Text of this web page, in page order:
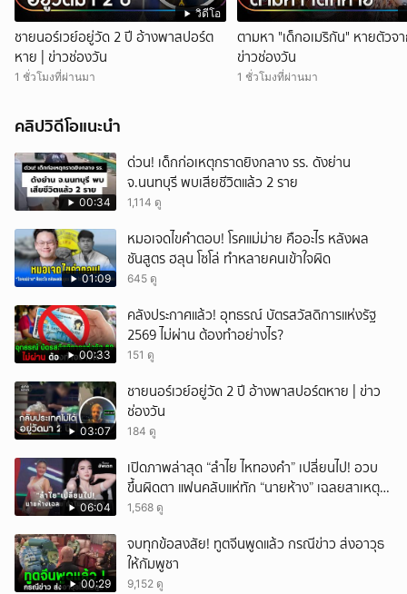
วิดีโอ
ชายนอร์เวย์อยู่วัด 2 ปี อ้างพาสปอร์ต
หาย | ข่าวช่องวัน
1 ชั่วโมงที่ผ่านมา
ตามหา "เด็กอเมริกัน" หายตัวจ
ข่าวช่องวัน
1 ชั่วโมงที่ผ่านมา
คลิปวิดีโอแนะนำ
00:34
ด่วน! เด็กก่อเหตุกราดยิงกลาง รร. ดังย่าน
จ.นนทบุรี พบเสียชีวิตแล้ว 2 ราย
1,114 ดู
01:09
หมอเจดไขคำตอบ! โรคแม่ม่าย คืออะไร หลังผล
ชันสูตร ฮลุน โซโล่ ทำหลายคนเข้าใจผิด
645 ดู
00:33
คลังประกาศแล้ว! อุทธรณ์ บัตรสวัสดิการแห่งรัฐ
2569 ไม่ผ่าน ต้องทำอย่างไร?
151 ดู
03:07
ชายนอร์เวย์อยู่วัด 2 ปี อ้างพาสปอร์ตหาย | ข่าว
ช่องวัน
184 ดู
06:04
เปิดภาพล่าสุด “ลำไย ไหทองคำ” เปลี่ยนไป! อวบ
ขึ้นผิดตา แฟนคลับแห่ทัก “นายห้าง” เฉลยสาเหตุ
ชัด!
1,568 ดู
00:29
จบทุกข้อสงสัย! ทูตจีนพูดแล้ว กรณีข่าว ส่งอาวุธ
ให้กัมพูชา
9,152 ดู